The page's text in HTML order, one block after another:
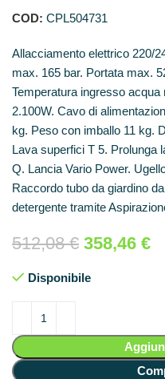
COD: CPL504731
Allacciamento elettrico 220/
max. 165 bar. Portata max.
Temperatura ingresso
2.100W. Cavo di
kg. Peso con imballo 11 kg.
Lava superfici T 5. Prolunga
Q. Lancia Vario Power.
Raccordo tubo da giardino
detergente tramite
512,08€ 358,46 €
Disponibile